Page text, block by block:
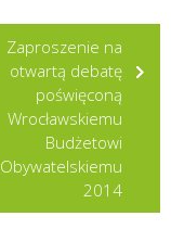
Zaproszenie na
otwartą debatę
poświęconą
Wrocławskiemu
Budżetowi
Obywatelskiemu
2014